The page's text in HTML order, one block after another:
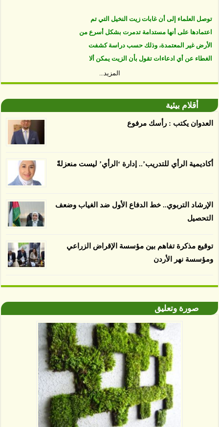
اعتمادها على أنها مستدامة تدمرت بشكل أسرع من
الأرض غير المعتمدة، وذلك حسب دراسة كشفت
الغطاء عن أي ادعاءات تقول بأن الزيت يمكن ألا
يسبب الدمار. وكشفت الدراسة فقدان المناطق
المعتمدة المستدامة التي تحمل موافقات بأنها
المزيد...
أقلام بيئية
العدوان يكتب : رأسك مرفوع
أكاديمية الرأي للتدريب’.. إدارة ‘الرأي’ ليست منعزلةً
الإرشاد التربوي.. خط الدفاع الأول ضد الغياب وضعف
التحصيل
توقيع مذكرة تفاهم بين مؤسسة الإقراض الزراعي
ومؤسسة نهر الأردن
صورة وتعليق